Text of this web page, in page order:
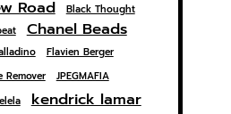
Road
Black Thought
Chanel Beads
Flavien Berger
Remover JPEGMAFIA
kendrick lamar